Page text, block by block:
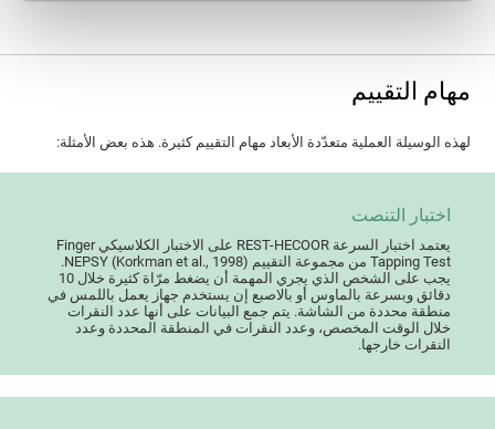
مهام التقييم
لهذه الوسيلة العملية متعدّدة الأبعاد مهام التقييم كثيرة. هذه بعض الأمثلة:
اختبار التنصت
يعتمد اختبار السرعة REST-HECOOR على الاختبار الكلاسيكي Finger
Tapping Test من مجموعة التقييم NEPSY (Korkman et al., 1998).
يجب على الشخص الذي يجري المهمة أن يضغط مرّاة كثيرة خلال 10
دقائق وبسرعة بالماوس أو بالاصبع إن يستخدم جهاز يعمل باللمس في
منطقة محددة من الشاشة. يتم جمع البيانات على أنها عدد النقرات
خلال الوقت المخصص، وعدد النقرات في المنطقة المحددة وعدد
النقرات خارجها.